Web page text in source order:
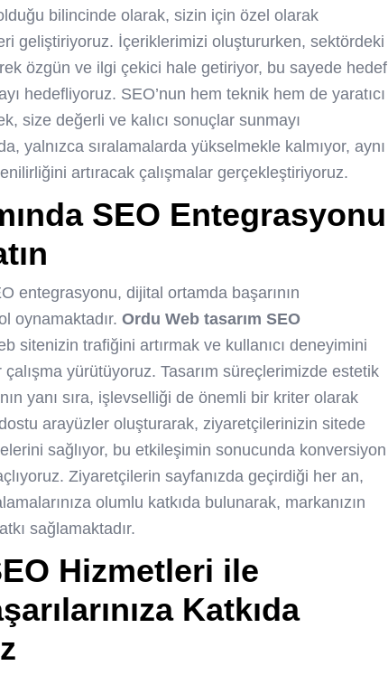
bilincinde olarak, sizin için özel olarak
geliştiriyoruz. İçeriklerimizi oluştururken, sektördeki
özgün ve ilgi çekici hale getiriyor, bu sayede hedef
hedefliyoruz. SEO’nun hem teknik hem de yaratıcı
size değerli ve kalıcı sonuçlar sunmayı
yalnızca sıralamalarda yükselmekle kalmıyor, aynı
artıracak çalışmalar gerçekleştiriyoruz.
SEO Entegrasyonu
entegrasyonu, dijital ortamda başarının
oynamaktadır. Ordu Web tasarım SEO
sitenizin trafiğini artırmak ve kullanıcı deneyimini
yürütüyoruz. Tasarım süreçlerimizde estetik
yanı sıra, işlevselliği de önemli bir kriter olarak
arayüzler oluşturarak, ziyaretçilerinizin sitede
sağlıyor, bu etkileşimin sonucunda konversiyon
Ziyaretçilerin sayfanızda geçirdiği her an,
olumlu katkıda bulunarak, markanızın
sağlamaktadır.
Hizmetleri ile
Katkıda